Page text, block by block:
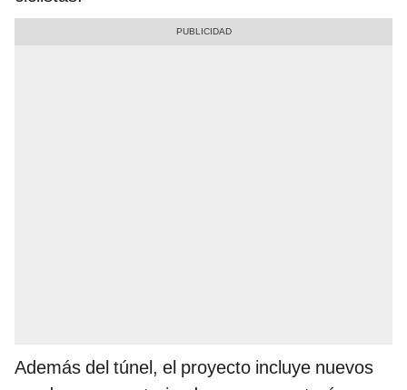
Además del túnel, el proyecto incluye nuevos